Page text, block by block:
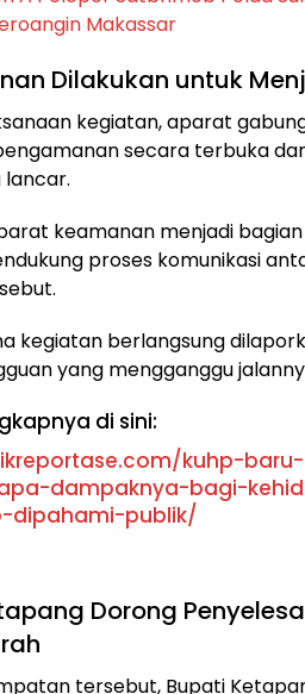
Makassar
Dilakukan untuk
kegiatan, aparat
secara terbuka
lancar.
keamanan menjadi
proses komunikasi
kegiatan berlangsung
yang mengganggu
di sini:
kuhp-
dampaknya-bagi-
dipahami-publik/
Dorong
tersebut, Bupati